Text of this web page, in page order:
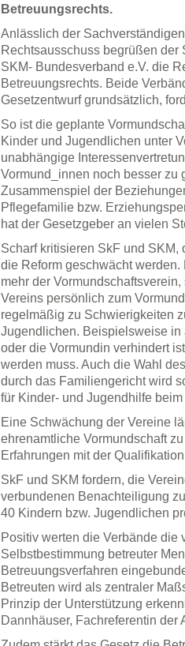
Betreuungsrechts.
Anlässlich der
Rechtsausschuss begrüßen
SKM- Bundesverband e.V. die
Betreuungsrechts. Beide
Gesetzentwurf grundsätzlich,
So ist die geplante
Kinder und Jugendlichen unter
unabhängige
Vormund_innen noch besser zu
Zusammenspiel der
Pflegefamilie bzw.
hat der Gesetzgeber an vielen
Scharf kritisieren SkF und SKM,
die Reform geschwächt
mehr der
Vereins persönlich zum
regelmäßig zu Schwierigkeiten
Jugendlichen. Beispielsweise in
oder die Vormundin verhindert
werden muss. Auch die Wahl
durch das Familiengericht wird
für Kinder- und Jugendhilfe beim
Eine Schwächung der Vereine
ehrenamtliche Vormundschaft
Erfahrungen mit der
SkF und SKM fordern, die
verbundenen Benachteiligung
40 Kindern bzw. Jugendlichen
Positiv werten die Verbände die
Selbstbestimmung betreuter
Betreuungsverfahren
Betreuten wird als zentraler
Prinzip der Unterstützung
Dannhäuser, Fachreferentin